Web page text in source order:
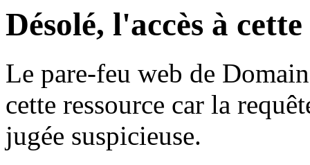
Désolé, l'accès à
Le pare-feu web de
cette ressource car la
jugée suspicieuse.